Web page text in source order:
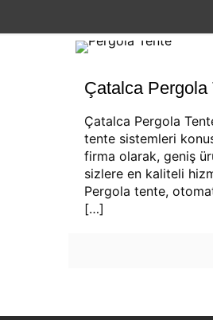
Çatalca Pergola
Çatalca Pergola
tente sistemleri
firma olarak, geniş
sizlere en kaliteli
Pergola tente,
[…]